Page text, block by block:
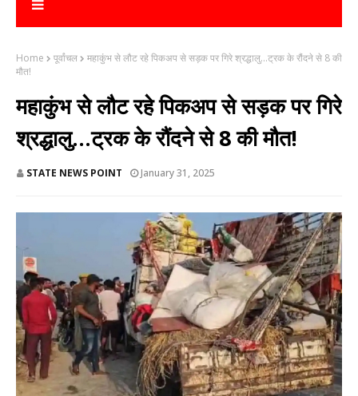
Home पूर्वांचल
महाकुंभ से लौट रहे पिकअप से सड़क पर गिरे श्रद्धालु...ट्रक के रौंदने से 8 की
मौत!
महाकुंभ से लौट रहे पिकअप से सड़क पर गिरे
श्रद्धालु...ट्रक के रौंदने से 8 की मौत!
STATE NEWS POINT January 31, 2025